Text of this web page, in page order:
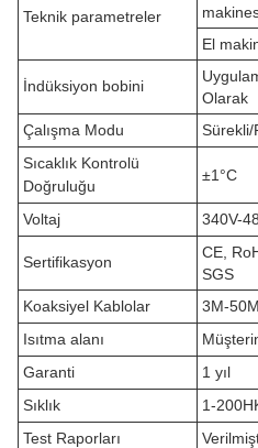
Teknik parametreler
El
İndüksiyon bobini
Olarak
Çalışma Modu
Sürekli/
Sıcaklık Kontrolü
Doğruluğu
±1°C
Voltaj 340V-
Sertifikasyon
CE,
SGS
Koaksiyel Kablolar
3M-50M
Isıtma alanı
Garanti
1 yıl
Sıklık
1-
Test Raporları